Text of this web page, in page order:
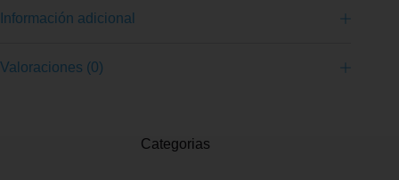
Información adicional
Valoraciones (0)
Categorias